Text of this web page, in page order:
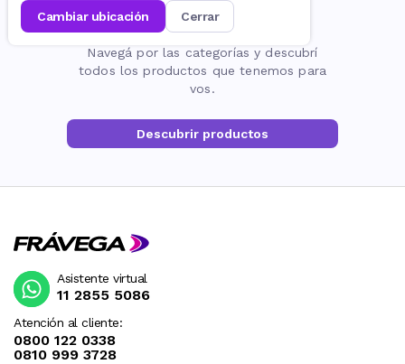
cambiar ubicación cerrar
La página no existe
Navegá por las categorías y descubrí
todos los productos que tenemos para
vos.
Descubrir productos
Atención al cliente:
0800 122 0338
0810 999 3728
Asistente virtual
11 2855 5086